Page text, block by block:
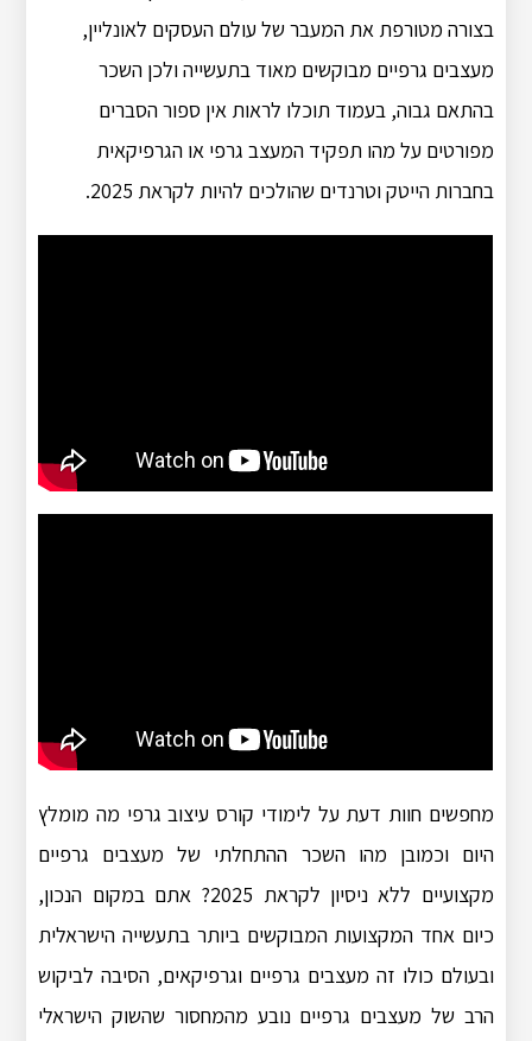
בצורה מטורפת את המעבר של עולם העסקים לאונליין,
מעצבים גרפיים מבוקשים מאוד בתעשייה ולכן השכר
בהתאם גבוה, בעמוד תוכלו לראות אין ספור הסברים
מפורטים על מהו תפקיד המעצב גרפי או הגרפיקאית
בחברות הייטק וטרנדים שהולכים להיות לקראת 2025.
מחפשים חוות דעת על לימודי קורס עיצוב גרפי מה מומלץ
היום וכמובן מהו השכר ההתחלתי של מעצבים גרפיים
מקצועיים ללא ניסיון לקראת 2025? אתם במקום הנכון,
כיום אחד המקצועות המבוקשים ביותר בתעשייה הישראלית
ובעולם כולו זה מעצבים גרפיים וגרפיקאים, הסיבה לביקוש
הרב של מעצבים גרפיים נובע מהמחסור שהשוק הישראלי